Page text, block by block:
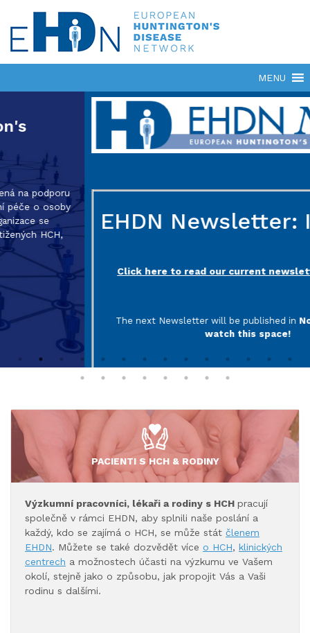
EHDN Newsletter: Issue 58
Click here to read our current newsletter: July 2026
The next Newsletter will be published inNovember 2026-
watch this space!
PACIENTI S HCH & RODINY
Výzkumní pracovníci, lékaři a rodiny s HCH pracují
společně v rámci EHDN, aby splnili naše poslání a
každý, kdo se zajímá o HCH, se může stát členem
EHDN. Můžete se také dozvědět více o HCH, klinických
centrech a možnostech účasti na výzkumu ve Vašem
okolí, stejně jako o způsobu, jak propojit Vás a Vaši
rodinu s dalšími.